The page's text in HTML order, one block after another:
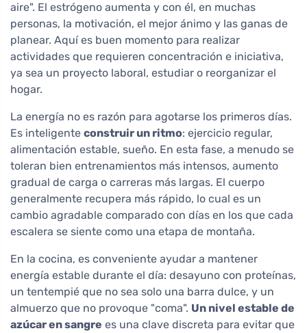
aire". El estrógeno aumenta y con él, en muchas
personas, la motivación, el mejor ánimo y las ganas de
planear. Aquí es buen momento para realizar
actividades que requieren concentración e iniciativa,
ya sea un proyecto laboral, estudiar o reorganizar el
hogar.
La energía no es razón para agotarse los primeros días.
Es inteligente construir un ritmo: ejercicio regular,
alimentación estable, sueño. En esta fase, a menudo se
toleran bien entrenamientos más intensos, aumento
gradual de carga o carreras más largas. El cuerpo
generalmente recupera más rápido, lo cual es un
cambio agradable comparado con días en los que cada
escalera se siente como una etapa de montaña.
En la cocina, es conveniente ayudar a mantener
energía estable durante el día: desayuno con proteínas,
un tentempié que no sea solo una barra dulce, y un
almuerzo que no provoque "coma". Un nivel estable de
azúcar en sangre es una clave discreta para evitar que